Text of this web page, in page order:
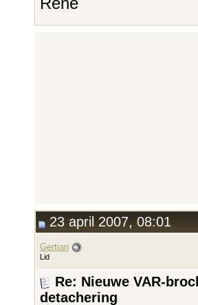
23 april 2007, 08:01
Gertjan
Lid
Re: Nieuwe VAR-
detachering